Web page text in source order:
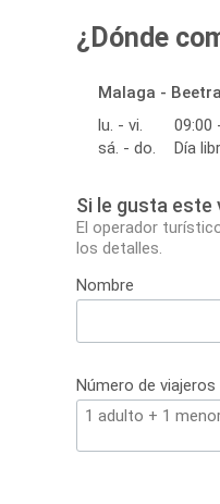
¿Dónde
Malaga -
lu. - vi.
09:00
sá. - do.
Día
Si le gusta este
El operador
los detalles.
Nombre
Número de